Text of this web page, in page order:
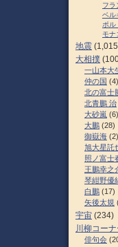
フラ
ベル
ポル
モナ
地震
大相撲
一山本大
仲の国 (4)
北の富士
北青鵬 治
大砂嵐 (6)
大鵬 (28)
御嶽海 (2)
旭大星託
照ノ富士
王鵬幸之
琴紺野優
白鵬 (17)
矢後太規
宇宙 (234)
川柳コーナ
俳句会